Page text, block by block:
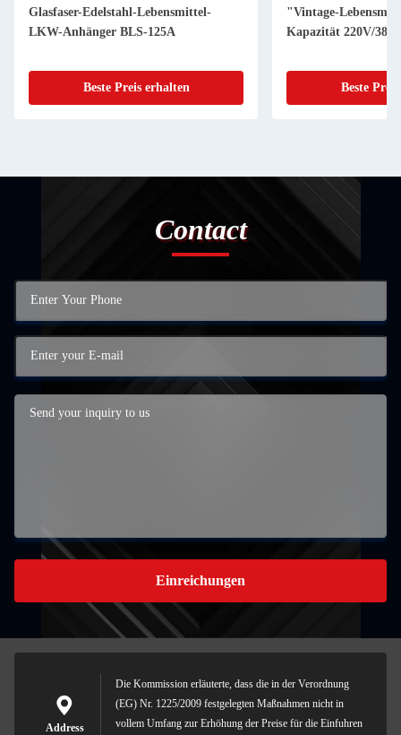
Glasfaser-Edelstahl-Lebensmittel-
LKW-Anhänger BLS-125A
Beste Preis erhalten
"Vintage-
Kapazität 220V/
Beste
Contact
Einreichungen
Address
Die Kommission erläuterte, dass die in der Verordnung
(EG) Nr. 1225/2009 festgelegten Maßnahmen nicht in
vollem Umfang zur Erhöhung der Preise für die Einfuhren